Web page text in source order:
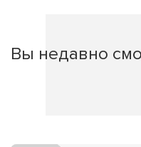
Вы недавно